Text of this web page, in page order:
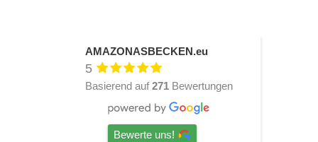
AMAZONASBECKEN.eu
5
Basierend auf 271 Bewertungen
Bewerte uns!